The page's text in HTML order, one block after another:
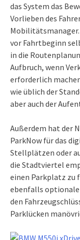
das System das
Vorlieben des
vor Fahrtbeginn
in die
Aufbruch, wenn
erforderlich
wie üblich der
aber auch der
Außerdem hat der
ParkNow für das
Stellplätzen oder
die Stadtviertel
einen Parkplatz zu
ebenfalls
den
Parklücken